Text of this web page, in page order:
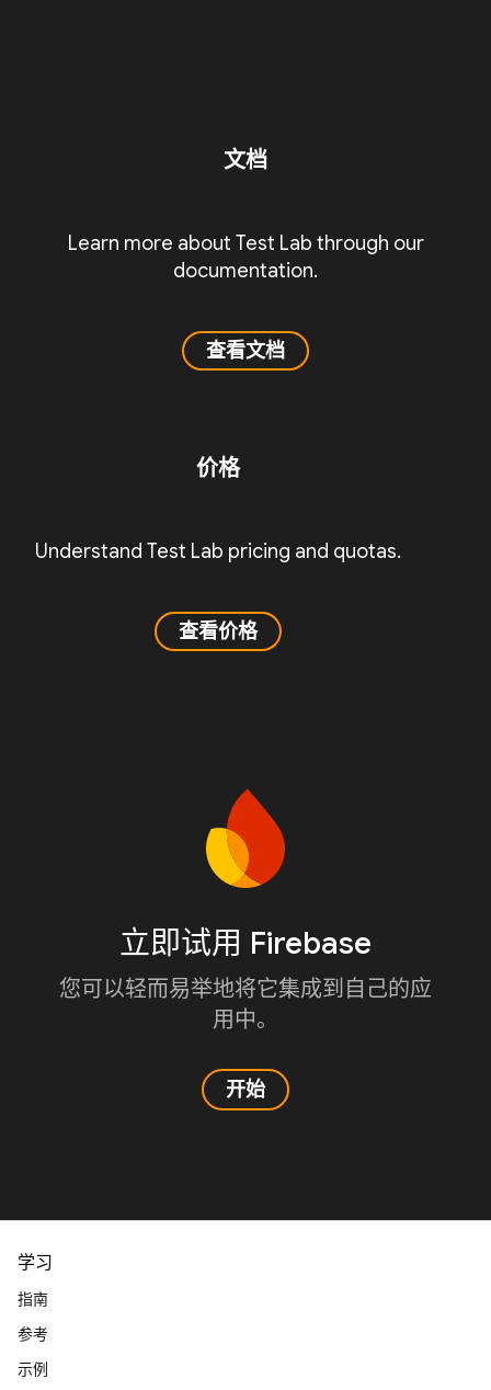
文档
Learn more about Test Lab through our
documentation.
查看文档
价格
Understand Test Lab pricing and quotas.
查看价格
立即试用 Firebase
您可以轻而易举地将它集成到自己的应
用中。
开始
学习
指南
参考
示例